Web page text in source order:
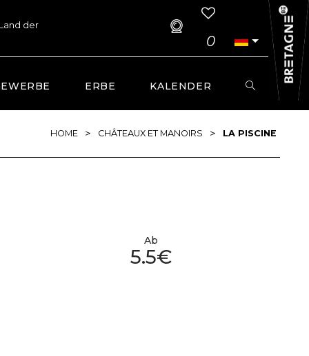
der
0
ERBE KALENDER
HOME > CHÂTEAUX ET MANOIRS > LA PISCINE
Ab
5.5€